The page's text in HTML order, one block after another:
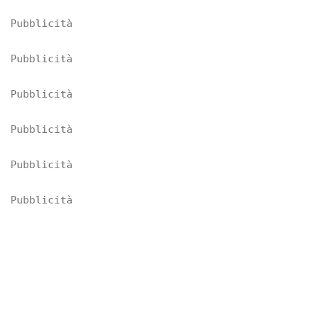
Pubblicità
Pubblicità
Pubblicità
Pubblicità
Pubblicità
Pubblicità